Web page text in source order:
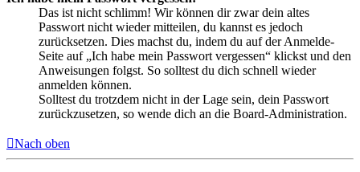
Das ist nicht schlimm! Wir können dir zwar dein altes
Passwort nicht wieder mitteilen, du kannst es jedoch
zurücksetzen. Dies machst du, indem du auf der Anmelde-
Seite auf „Ich habe mein Passwort vergessen“ klickst und den
Anweisungen folgst. So solltest du dich schnell wieder
anmelden können.
Solltest du trotzdem nicht in der Lage sein, dein Passwort
zurückzusetzen, so wende dich an die Board-Administration.
Nach oben